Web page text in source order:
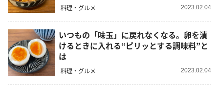
料理・グルメ 2023.02.04
いつもの「味玉」に戻れなくなる。卵を漬
けるときに入れる“ピリッとする調味料”と
は
料理・グルメ 2023.02.04